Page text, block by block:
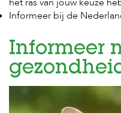
g
W
i
n
k
e
l
s
Informeer bij de
Informeer